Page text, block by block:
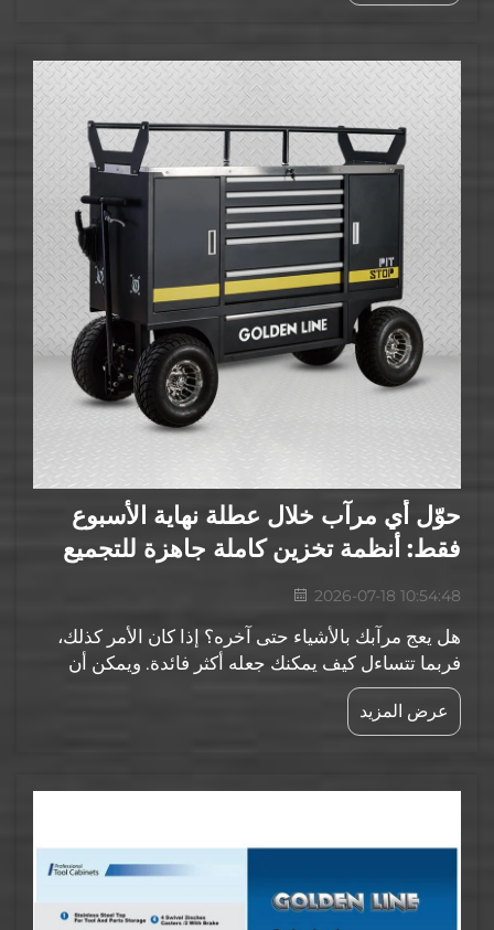
عربات الأدوات الصناعية. وهذه العربات الثقيلة تقاوم
حوّل أي مرآب خلال عطلة نهاية الأسبوع
فقط: أنظمة تخزين كاملة جاهزة للتجميع
2026-07-18 10:54:48
هل يعج مرآبك بالأشياء حتى آخره؟ إذا كان الأمر كذلك،
فربما تتساءل كيف يمكنك جعله أكثر فائدة. ويمكن أن
يكون تجديد مرآبك مشروعًا ممتعًا يمكن إنجازه خلال
عطلة نهاية الأسبوع! وتوفّر أنظمة التخزين سهلة التجميع
والاقتصادية من شركة Goldenline...
عرض المزيد